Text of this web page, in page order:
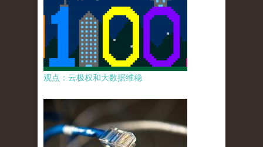
观点：云极权和大数据维稳